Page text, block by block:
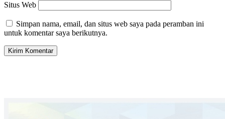
Situs Web
Simpan nama, email, dan situs web saya pada peramban ini
untuk komentar saya berikutnya.